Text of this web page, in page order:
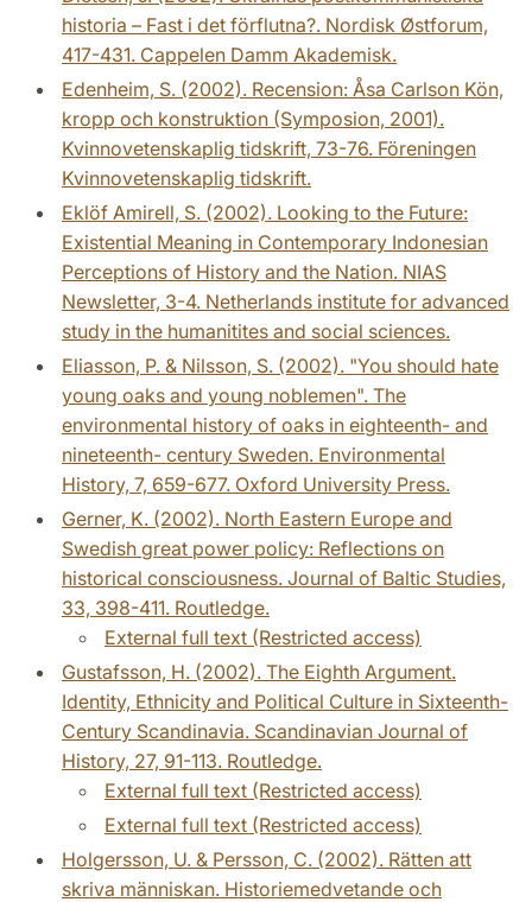
historia – Fast i det förflutna?. Nordisk Østforum,
417-431. Cappelen Damm Akademisk.
Edenheim, S. (2002). Recension: Åsa Carlson Kön,
kropp och konstruktion (Symposion, 2001).
Kvinnovetenskaplig tidskrift, 73-76. Föreningen
Kvinnovetenskaplig tidskrift.
Eklöf Amirell, S. (2002). Looking to the Future:
Existential Meaning in Contemporary Indonesian
Perceptions of History and the Nation. NIAS
Newsletter, 3-4. Netherlands institute for advanced
study in the humanitites and social sciences.
Eliasson, P. & Nilsson, S. (2002). "You should hate
young oaks and young noblemen". The
environmental history of oaks in eighteenth- and
nineteenth- century Sweden. Environmental
History, 7, 659-677. Oxford University Press.
Gerner, K. (2002). North Eastern Europe and
Swedish great power policy: Reflections on
historical consciousness. Journal of Baltic Studies,
33, 398-411. Routledge.
External full text (Restricted access)
Gustafsson, H. (2002). The Eighth Argument.
Identity, Ethnicity and Political Culture in Sixteenth-
Century Scandinavia. Scandinavian Journal of
History, 27, 91-113. Routledge.
External full text (Restricted access)
External full text (Restricted access)
Holgersson, U. & Persson, C. (2002). Rätten att
skriva människan. Historiemedvetande och